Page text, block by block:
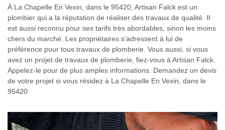
À La Chapelle En Vexin, dans le 95420, Artisan Falck est un
plombier qui a la réputation de réaliser des travaux de qualité. Il
est aussi reconnu pour ses tarifs très abordables, sinon les moins
chers du marché. Les propriétaires s’adressent à lui de
préférence pour tous travaux de plomberie. Vous aussi, si vous
avez un projet de travaux de plomberie, fiez-vous à Artisan Falck.
Appelez-le pour de plus amples informations. Demandez un devis
de votre projet si vous résidez à La Chapelle En Vexin, dans le
95420